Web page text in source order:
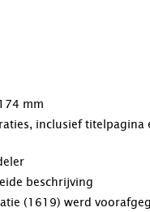
mm
inclusief titelpagina
beschrijving
(1619) werd